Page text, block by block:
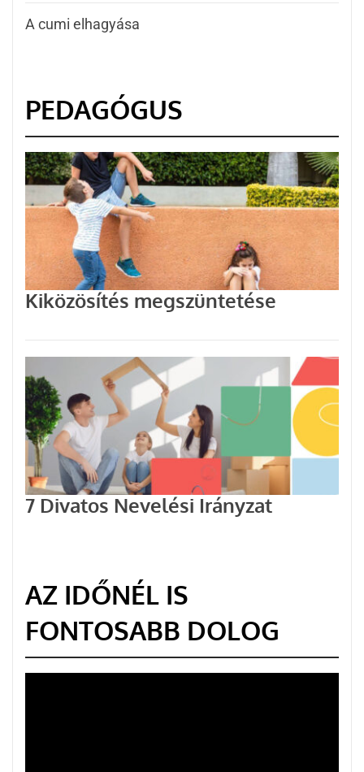
A cumi elhagyása
PEDAGÓGUS
Kiközösítés megszüntetése
7 Divatos Nevelési Irányzat
AZ IDŐNÉL IS
FONTOSABB DOLOG